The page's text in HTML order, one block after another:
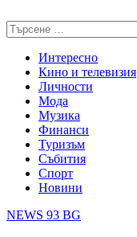
to
content
Търсене
за:
Интересно
Кино и телевизия
Личности
Мода
Музика
Финанси
Туризъм
Събития
Спорт
Новини
NEWS 93 BG